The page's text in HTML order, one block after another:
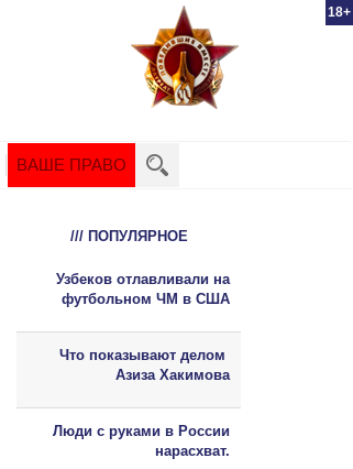
18+
ВАШЕ ПРАВО
/// ПОПУЛЯРНОЕ
Узбеков отлавливали на
футбольном ЧМ в США
Что показывают делом
Азиза Хакимова
Люди с руками в России
нарасхват.